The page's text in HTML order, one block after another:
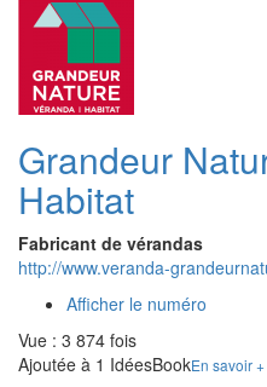
Grandeur
Habitat
Fabricant de vérandas
http://www.veranda-
Afficher le numéro
Vue : 3 874 fois
Ajoutée à 1 IdéesBookEn savoir